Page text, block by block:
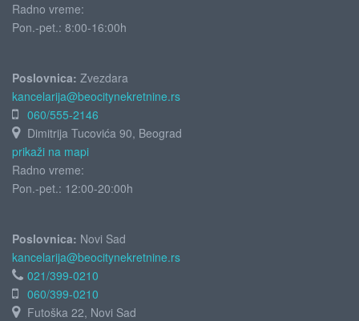
Radno vreme:
Pon.-pet.: 8:00-16:00h
Poslovnica: Zvezdara
kancelarija@beocitynekretnine.rs
060/555-2146
Dimitrija Tucovića 90, Beograd
prikaži na mapi
Radno vreme:
Pon.-pet.: 12:00-20:00h
Poslovnica: Novi Sad
kancelarija@beocitynekretnine.rs
021/399-0210
060/399-0210
Futoška 22, Novi Sad